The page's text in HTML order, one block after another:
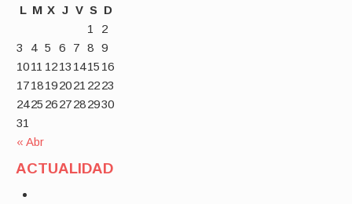
L M X J V S D
« Abr
1
2
3
4 5 6 7 8 9
1011 1213 1415 16
1718192021 2223
2425 2627282930
31
ACTUALIDAD